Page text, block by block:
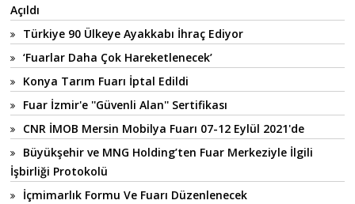
Açıldı
Türkiye 90 Ülkeye Ayakkabı İhraç Ediyor
‘Fuarlar Daha Çok Hareketlenecek’
Konya Tarım Fuarı İptal Edildi
Fuar İzmir'e ''Güvenli Alan'' Sertifikası
CNR İMOB Mersin Mobilya Fuarı 07-12 Eylül 2021'de
Büyükşehir ve MNG Holding’ten Fuar Merkeziyle İlgili
İşbirliği Protokolü
İçmimarlık Formu Ve Fuarı Düzenlenecek